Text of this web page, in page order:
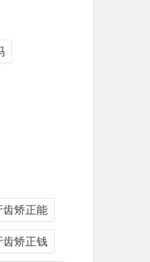
齿矫正能
齿矫正钱